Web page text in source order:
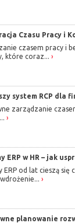
Czasu Pracy i
czasem pracy i
które coraz...
system RCP dla
zarządzanie
ERP w HR – jak
ERP od lat cieszą
planowanie